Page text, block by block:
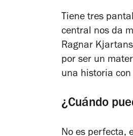
Tiene tres
central nos da
Ragnar
por ser un
una historia
¿Cuándo
No es perfecta,